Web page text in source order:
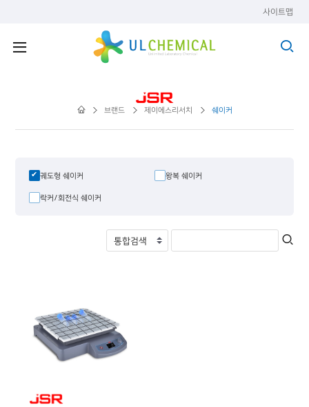
사이트맵
브랜드 제이에스리서치 쉐이커
궤도형 쉐이커
왕복 쉐이커
락커/회전식 쉐이커